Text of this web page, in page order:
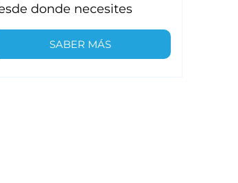
donde necesites
SABER MÁS